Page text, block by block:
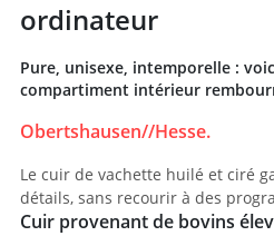
ordinateur
Pure, unisexe, intemporelle :
compartiment intérieur
Obertshausen//Hesse.
Le cuir de vachette huilé et ciré
détails, sans recourir à des
Cuir provenant de bovins